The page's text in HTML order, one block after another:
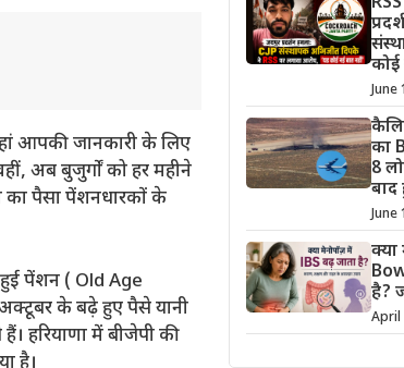
आपकी जानकारी के लिए
अब बुजुर्गों को हर महीने
का पैसा पेंशनधारकों के
पेंशन ( Old Age
के बढ़े हुए पैसे यानी
हरियाणा में बीजेपी की
कोई
June
का
8
June
है?
April